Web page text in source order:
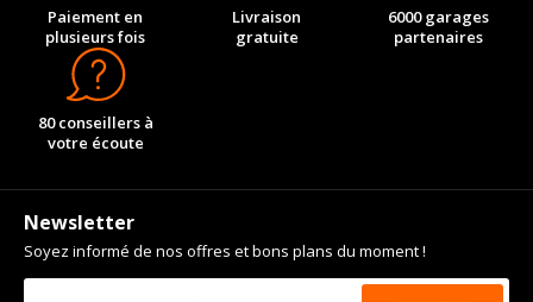
Paiement en
plusieurs fois
Livraison
gratuite
6000 garages
partenaires
80 conseillers à
votre écoute
Newsletter
Soyez informé de nos offres et bons plans du moment !